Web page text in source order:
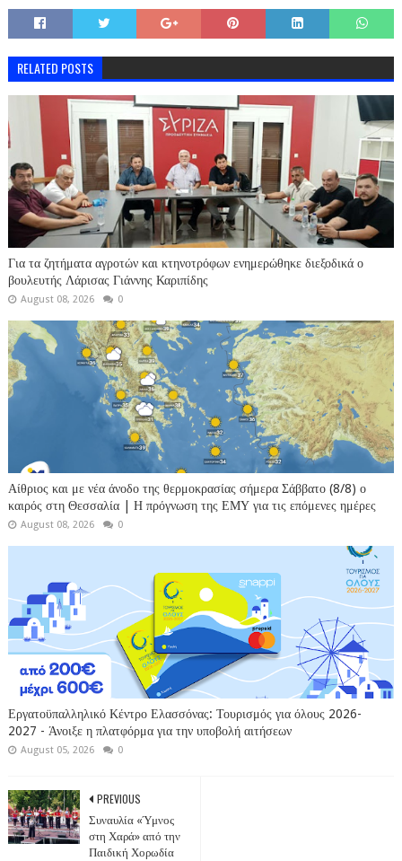
RELATED POSTS
Για τα ζητήματα αγροτών και κτηνοτρόφων ενημερώθηκε διεξοδικά ο
βουλευτής Λάρισας Γιάννης Καριπίδης
August 08, 2026 0
Αίθριος και με νέα άνοδο της θερμοκρασίας σήμερα Σάββατο (8/8) ο
καιρός στη Θεσσαλία | Η πρόγνωση της ΕΜΥ για τις επόμενες ημέρες
August 08, 2026 0
Εργατοϋπαλληλικό Κέντρο Ελασσόνας: Τουρισμός για όλους 2026-
2027 - Άνοιξε η πλατφόρμα για την υποβολή αιτήσεων
August 05, 2026 0
PREVIOUS
Συναυλία «Ύμνος
στη Χαρά» από την
Παιδική Χορωδία